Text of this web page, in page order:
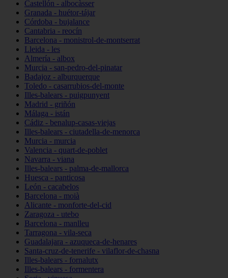
Castellón - albocàsser
Granada - huétor-tájar
Córdoba - bujalance
Cantabria - reocín
Barcelona - monistrol-de-montserrat
Lleida - les
Almería - albox
Murcia - san-pedro-del-pinatar
Badajoz - alburquerque
Toledo - casarrubios-del-monte
Illes-balears - puigpunyent
Madrid - griñón
Málaga - istán
Cádiz - benalup-casas-viejas
Illes-balears - ciutadella-de-menorca
Murcia - murcia
Valencia - quart-de-poblet
Navarra - viana
Illes-balears - palma-de-mallorca
Huesca - panticosa
León - cacabelos
Barcelona - moià
Alicante - monforte-del-cid
Zaragoza - utebo
Barcelona - manlleu
Tarragona - vila-seca
Guadalajara - azuqueca-de-henares
Santa-cruz-de-tenerife - vilaflor-de-chasna
Illes-balears - fornalutx
Illes-balears - formentera